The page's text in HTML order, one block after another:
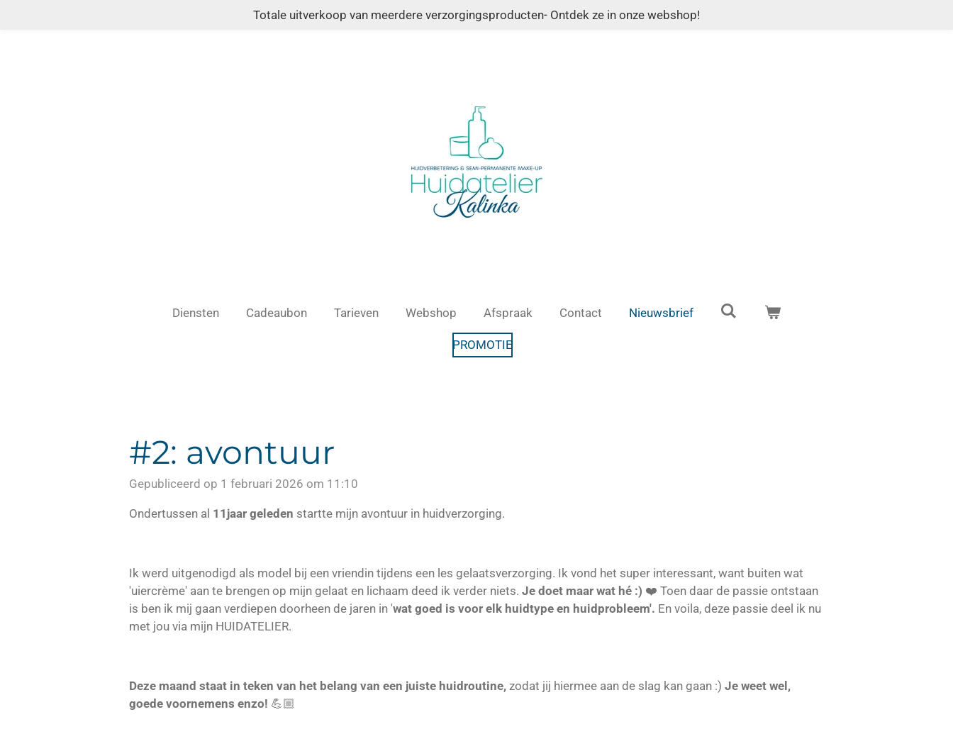
Totale uitverkoop van meerdere verzorgingsproducten- Ontdek ze in onze webshop!
Diensten Cadeaubon Tarieven Webshop Afspraak Contact Nieuwsbrief
PROMOTIE
#2: avontuur
Gepubliceerd op 1 februari 2026 om 11:10
Ondertussen al 11jaar geleden startte mijn avontuur in huidverzorging.
Ik werd uitgenodigd als model bij een vriendin tijdens een les gelaatsverzorging. Ik vond het super interessant, want buiten wat
'uiercrème' aan te brengen op mijn gelaat en lichaam deed ik verder niets. Je doet maar wat hé :) ❤️ Toen daar de passie ontstaan
is ben ik mij gaan verdiepen doorheen de jaren in 'wat goed is voor elk huidtype en huidprobleem'. En voila, deze passie deel ik nu
met jou via mijn HUIDATELIER.
Deze maand staat in teken van het belang van een juiste huidroutine, zodat jij hiermee aan de slag kan gaan :) Je weet wel,
goede voornemens enzo! 💪🏼